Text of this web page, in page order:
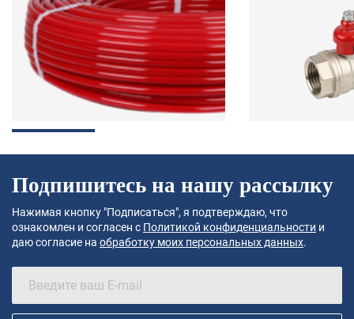
Подпишитесь на нашу рассылку
Нажимая кнопку "Подписаться", я подтверждаю, что
ознакомлен и согласен с Политикой конфиденциальности и
даю согласие на обработку моих персональных данных.